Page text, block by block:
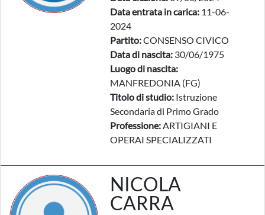
Data entrata in carica: 11-06-
2024
Partito:CONSENSO CIVICO
Data di nascita: 30/06/1975
Luogo di nascita:
MANFREDONIA (FG)
Titolo di studio: Istruzione
Secondaria di Primo Grado
Professione:ARTIGIANI E
OPERAI SPECIALIZZATI
NICOLA
CARRA